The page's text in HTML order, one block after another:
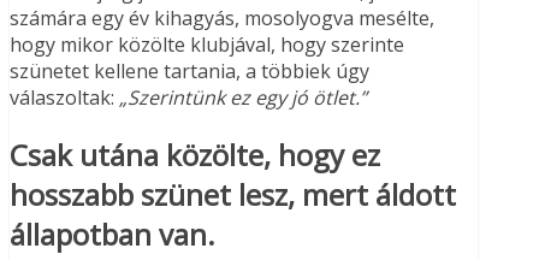
számára egy év kihagyás, mosolyogva mesélte,
hogy mikor közölte klubjával, hogy szerinte
szünetet kellene tartania, a többiek úgy
válaszoltak: „Szerintünk ez egy jó ötlet.”
Csak utána közölte, hogy ez
hosszabb szünet lesz, mert áldott
állapotban van.